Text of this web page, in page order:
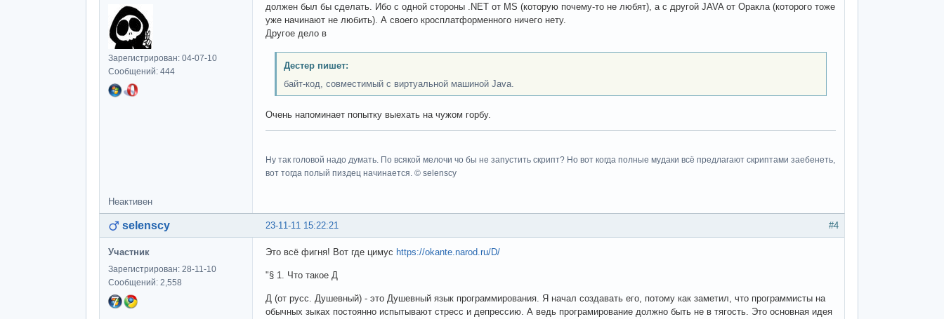
Зарегистрирован: 04-07-10
Сообщений: 444
должен был бы сделать. Ибо с одной стороны .NET от MS (которую почему-то не любят), а с другой JAVA от Оракла (которого тоже
уже начинают не любить). А своего кросплатформенного ничего нету.
Другое дело в
Дестер пишет:
байт-код, совместимый с виртуальной машиной Java.
Очень напоминает попытку выехать на чужом горбу.
Ну так головой надо думать. По всякой мелочи чо бы не запустить скрипт? Но вот когда полные мудаки всё предлагают скриптами заебенеть,
вот тогда полый пиздец начинается. © selenscy
Неактивен
#4
23-11-11 15:22:21
selenscy
Участник
Зарегистрирован: 28-11-10
Сообщений: 2,558
Это всё фигня! Вот где цимус https://okante.narod.ru/D/
"§ 1. Что такое Д
Д (от русс. Душевный) - это Душевный язык программирования. Я начал создавать его, потому как заметил, что программисты на
обычных зыках постоянно испытывают стресс и депрессию. А ведь програмирование должно быть не в тягость. Это основная идея